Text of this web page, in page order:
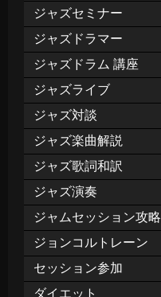
ジャズセミナー
ジャズドラマー
ジャズドラム 講座
ジャズライブ
ジャズ対談
ジャズ楽曲解説
ジャズ歌詞和訳
ジャズ演奏
ジャムセッション攻略
ジョンコルトレーン
セッション参加
ダイエット